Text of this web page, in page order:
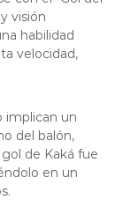
visión
habilidad
velocidad,
implican un
del balón,
de Kaká fue
en un